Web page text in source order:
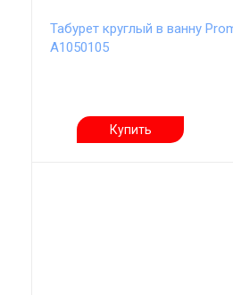
Табурет круглый в ванну
А1050105
Купить